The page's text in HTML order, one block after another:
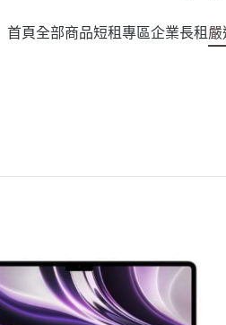
首頁全部商品短租專區企業長租 嚴